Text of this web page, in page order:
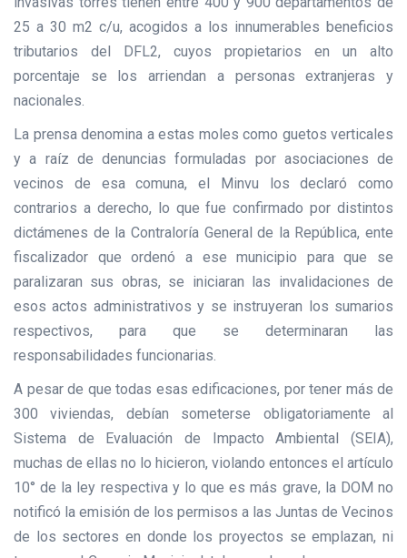
25 a 30 m2 c/u, acogidos a los innumerables beneficios
tributarios del DFL2, cuyos propietarios en un alto
porcentaje se los arriendan a personas extranjeras y
nacionales.
La prensa denomina a estas moles como guetos verticales
y a raíz de denuncias formuladas por asociaciones de
vecinos de esa comuna, el Minvu los declaró como
contrarios a derecho, lo que fue confirmado por distintos
dictámenes de la Contraloría General de la República, ente
fiscalizador que ordenó a ese municipio para que se
paralizaran sus obras, se iniciaran las invalidaciones de
esos actos administrativos y se instruyeran los sumarios
respectivos, para que se determinaran las
responsabilidades funcionarias.
A pesar de que todas esas edificaciones, por tener más de
300 viviendas, debían someterse obligatoriamente al
Sistema de Evaluación de Impacto Ambiental (SEIA),
muchas de ellas no lo hicieron, violando entonces el artículo
10° de la ley respectiva y lo que es más grave, la DOM no
notificó la emisión de los permisos a las Juntas de Vecinos
de los sectores en donde los proyectos se emplazan, ni